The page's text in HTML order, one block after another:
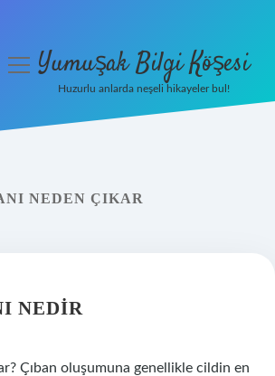
menüyüYumuşak Bilgi Köşesi
Huzurlu anlarda neşeli hikayeler bul!
NEDEN ÇIKAR
NEDIR
Çıban oluşumuna genellikle cildin en